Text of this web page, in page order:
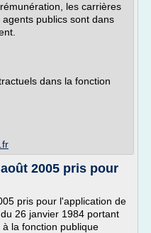
les carrières
publics sont dans
dans la fonction
2005 pris pour
pris pour l'application de
26 janvier 1984 portant
la fonction publique